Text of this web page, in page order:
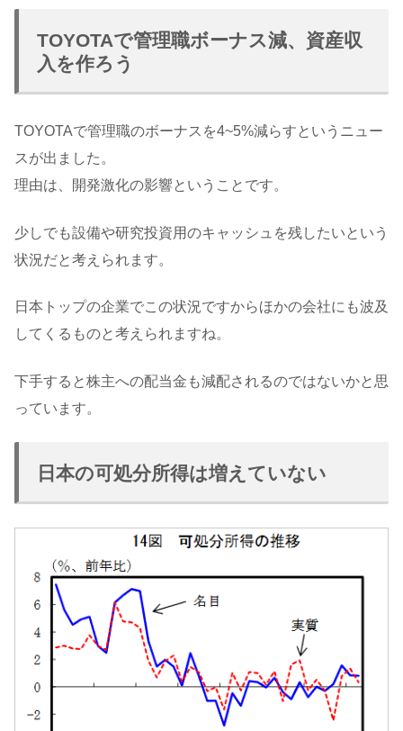
TOYOTAで管理職ボーナス減、資産収
入を作ろう
TOYOTAで管理職のボーナスを4~5%減らすというニュー
スが出ました。
理由は、開発激化の影響ということです。
少しでも設備や研究投資用のキャッシュを残したいという
状況だと考えられます。
日本トップの企業でこの状況ですからほかの会社にも波及
してくるものと考えられますね。
下手すると株主への配当金も減配されるのではないかと思
っています。
日本の可処分所得は増えていない